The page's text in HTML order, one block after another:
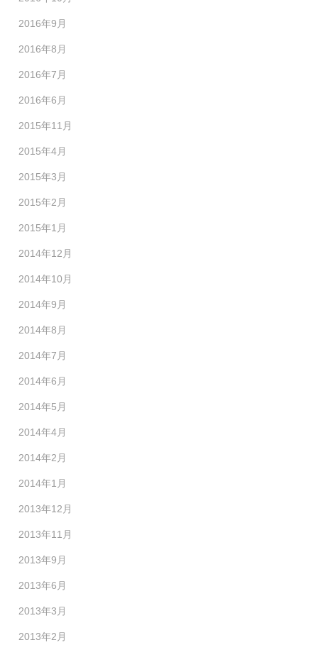
2016年9月
2016年8月
2016年7月
2016年6月
2015年11月
2015年4月
2015年3月
2015年2月
2015年1月
2014年12月
2014年10月
2014年9月
2014年8月
2014年7月
2014年6月
2014年5月
2014年4月
2014年2月
2014年1月
2013年12月
2013年11月
2013年9月
2013年6月
2013年3月
2013年2月